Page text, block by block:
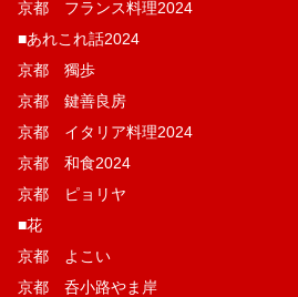
京都 フランス料理2024
■あれこれ話2024
京都 獨歩
京都 鍵善良房
京都 イタリア料理2024
京都 和食2024
京都 ピョリヤ
■花
京都 よこい
京都 呑小路やま岸